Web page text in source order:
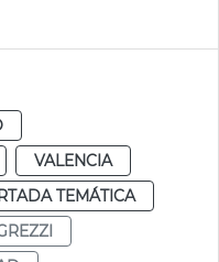
VALENCIA
TEMÁTICA